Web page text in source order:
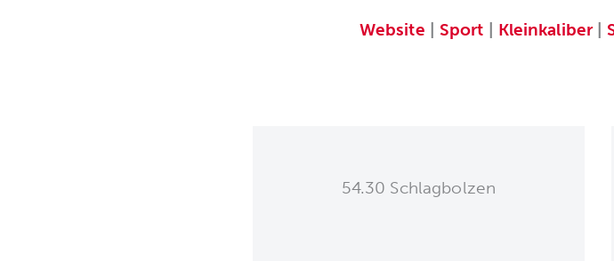
Website Sport Kleinkaliber|
54.30 Schlagbolzen